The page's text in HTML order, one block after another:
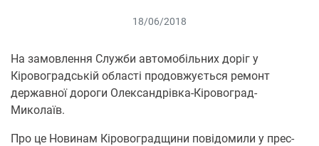
18/06/2018
На замовлення Служби автомобільних доріг у
Кіровоградській області продовжується ремонт
державної дороги Олександрівка-Кіровоград-
Миколаїв.
Про це Новинам Кіровоградщини повідомили у прес-